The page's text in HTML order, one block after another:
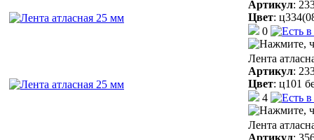
Артикул:
Цвет:
0
Лента
Артикул:
Цвет: ц101
4
Лента
Артикул: